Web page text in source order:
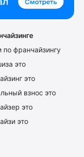
по франчайзингу
это
это
взнос это
это
это